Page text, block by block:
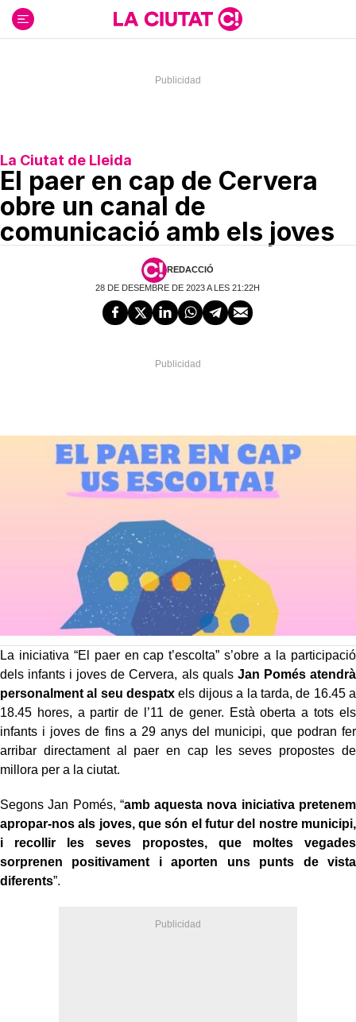
contenido
La Ciutat de Lleida
El paer en cap de Cervera
obre un canal de
comunicació amb els joves
REDACCIÓ
28 DE DESEMBRE DE 2023 A LES 21:22H
La iniciativa “El paer en cap t’escolta” s’obre a la participació
dels infants i joves de Cervera, als quals Jan Pomés atendrà
personalment al seu despatx els dijous a la tarda, de 16.45 a
18.45 hores, a partir de l’11 de gener. Està oberta a tots els
infants i joves de fins a 29 anys del municipi, que podran fer
arribar directament al paer en cap les seves propostes de
millora per a la ciutat.
Segons Jan Pomés, “amb aquesta nova iniciativa pretenem
apropar-nos als joves, que són el futur del nostre municipi,
i recollir les seves propostes, que moltes vegades
sorprenen positivament i aporten uns punts de vista
diferents”.